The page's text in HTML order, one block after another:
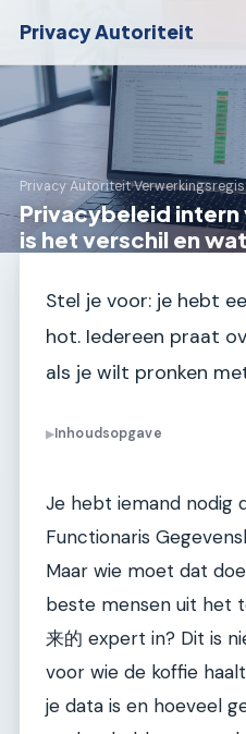
Privacy Autoriteit
Privacy Autoriteit›
Privacybeleid
is het verschil en
Stel je voor: je hebt
hot. Iedereen praat
als je wilt pronken
▶Inhoudsopgave
Je hebt iemand nodig
Functionaris
Maar wie moet dat
beste mensen uit het
来的 expert in? Dit is
voor wie de koffie
je data is en hoeveel